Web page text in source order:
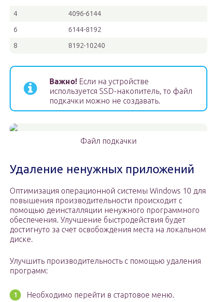
4 4096-6144
6 6144-8192
8 8192-10240
Важно! Если на устройстве
используется SSD-накопитель, то файл
подкачки можно не создавать.
Файл подкачки
Удаление ненужных приложений
Оптимизация операционной системы Windows 10 для
повышения производительности происходит с
помощью деинсталляции ненужного программного
обеспечения. Улучшение быстродействия будет
достигнуто за счет освобождения места на локальном
диске.
Улучшить производительность с помощью удаления
программ:
Необходимо перейти в стартовое меню.